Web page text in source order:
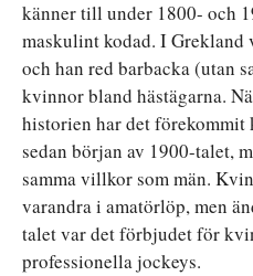
känner till under 1800- och
maskulint kodad. I Grekland
och han red barbacka (utan
kvinnor bland hästägarna.
historien har det
sedan början av 1900-talet,
samma villkor som män.
varandra i amatörlöp, men
talet var det förbjudet för
professionella jockeys.